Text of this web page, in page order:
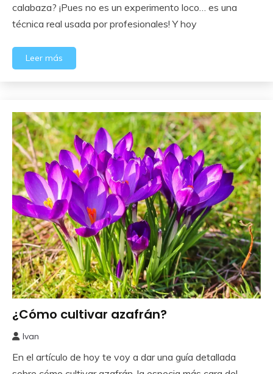
2025
calabaza? ¡Pues no es un experimento loco… es una
técnica real usada por profesionales! Y hoy
Leer más
Como
o
Plantar
¿Cómo cultivar azafrán?
abril,
Ivan
En el artículo de hoy te voy a dar una guía detallada